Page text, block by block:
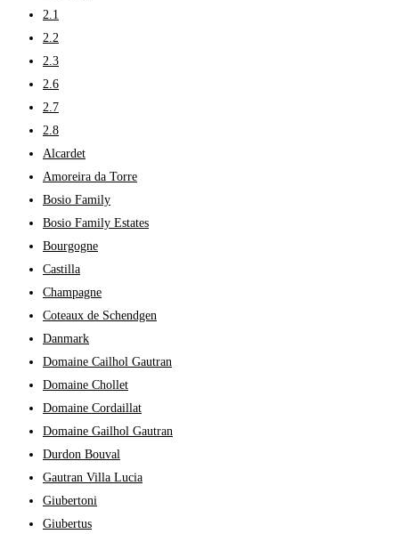
2.1
2.2
2.3
2.6
2.7
2.8
Alcardet
Amoreira da Torre
Bosio Family
Bosio Family Estates
Bourgogne
Castilla
Champagne
Coteaux de Schendgen
Danmark
Domaine Cailhol Gautran
Domaine Chollet
Domaine Cordaillat
Domaine Gailhol Gautran
Durdon Bouval
Gautran Villa Lucia
Giubertoni
Giubertus